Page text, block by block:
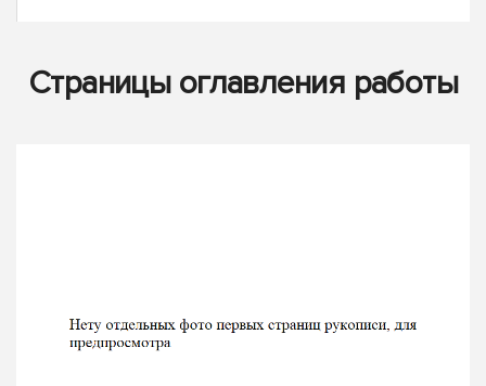
Страницы оглавления работы